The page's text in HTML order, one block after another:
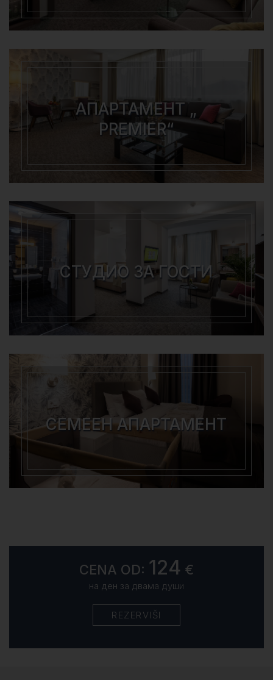
АПАРТАМЕНТ „
PREMIER“
СТУДИО ЗА ГОСТИ
СЕМЕЕН АПАРТАМЕНТ
CENA OD: 124 €
на ден за двама души
REZERVIŠI